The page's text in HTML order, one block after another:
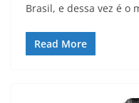
Brasil, e dessa vez é o
Read More